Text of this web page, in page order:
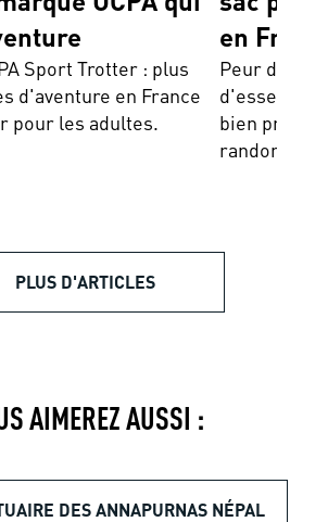
Sport Trotter : plus
d'aventure en France
pour les adultes.
en
Peur
d'essentiel
bien
randonnée
PLUS D'ARTICLES
AIMEREZ AUSSI :
DES ANNAPURNAS NÉPAL